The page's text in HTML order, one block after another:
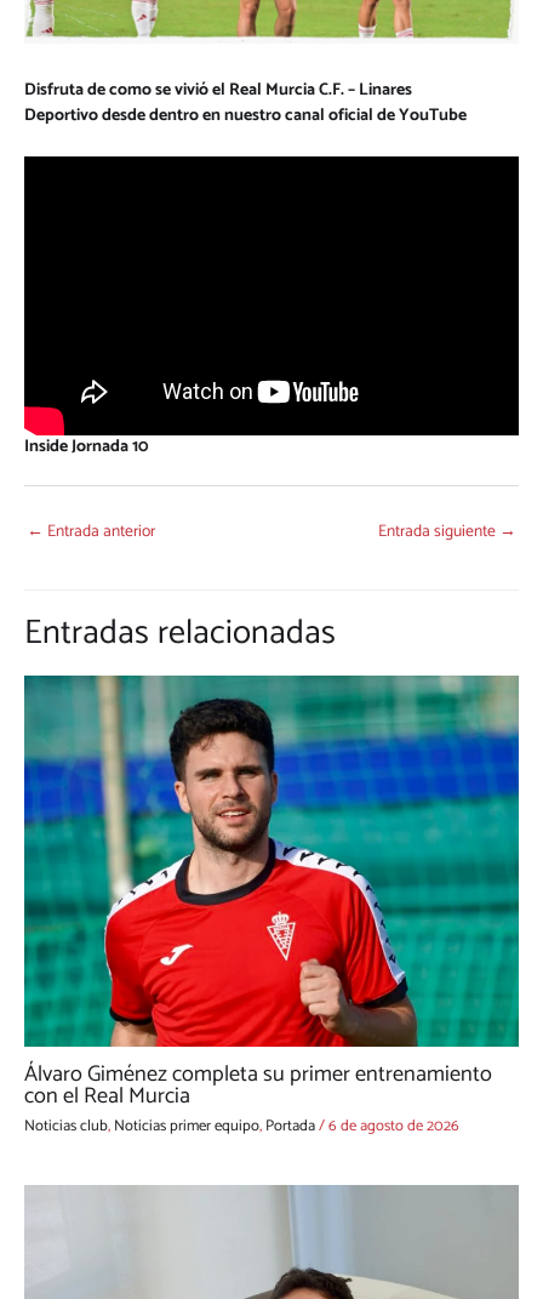
Disfruta de como se vivió el Real Murcia C.F. – Linares
Deportivo desde dentro en nuestro canal oficial deYouTube
Inside Jornada 10
← Entrada anterior Entrada siguiente →
Entradas relacionadas
Álvaro Giménez completa su primer entrenamiento
con el Real Murcia
Noticias club,Noticias primer equipo,Portada/6 de agosto de 2026